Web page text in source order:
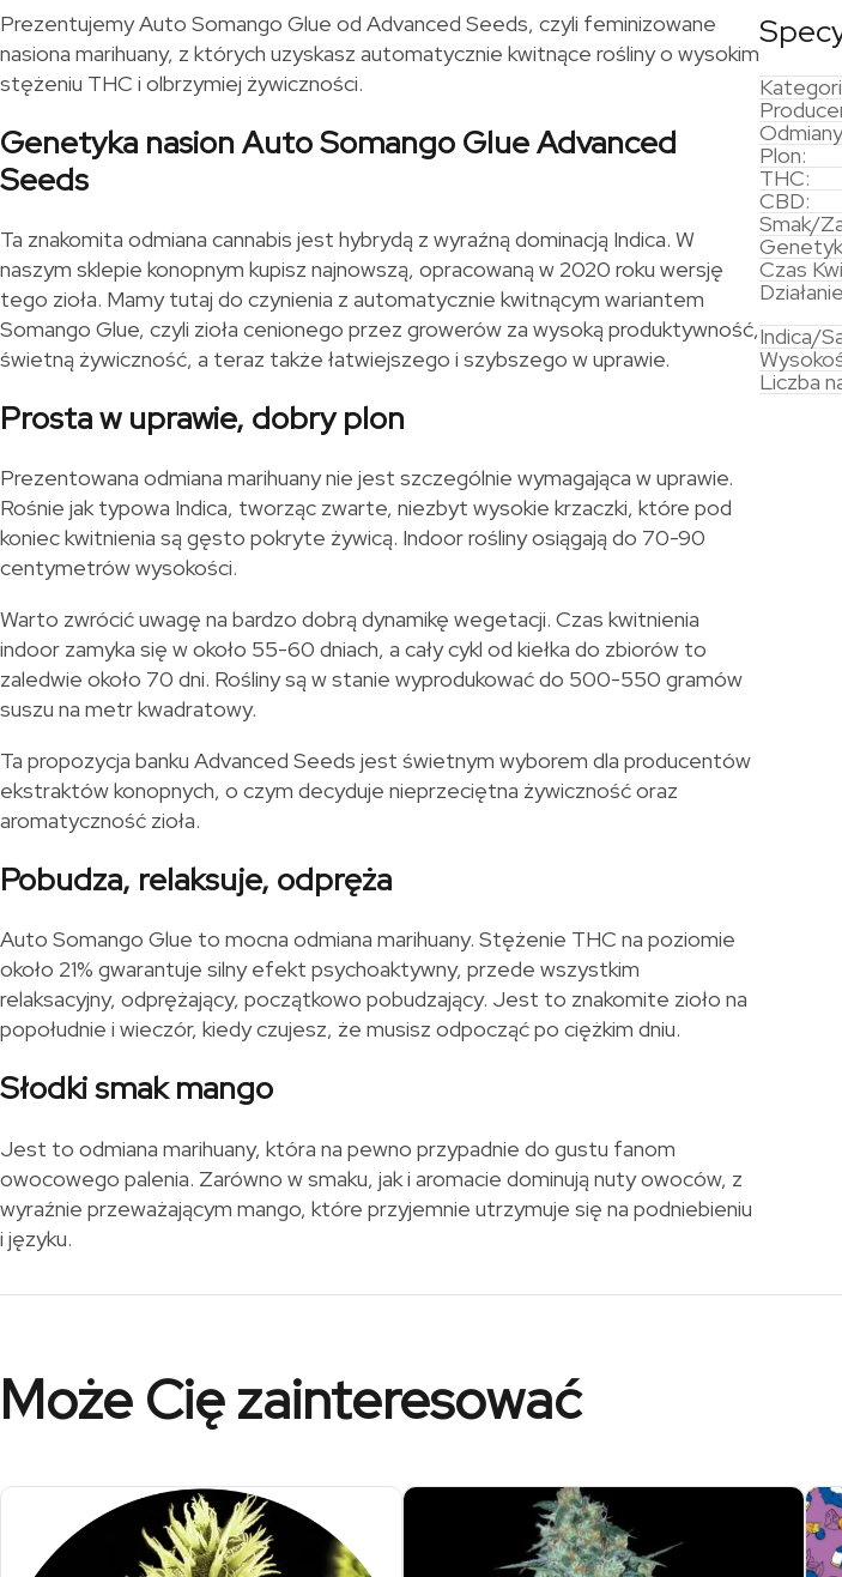
Plon:
THC:
CBD:
Smak/
Czas
Indica/
Liczba
Prezentujemy Auto Somango Glue od Advanced Seeds, czyli feminizowane
nasiona marihuany, z których uzyskasz automatycznie kwitnące rośliny o wysokim
stężeniu THC i olbrzymiej żywiczności.
Genetyka nasion Auto Somango Glue Advanced
Seeds
Ta znakomita odmiana cannabis jest hybrydą z wyraźną dominacją Indica. W
naszym sklepie konopnym kupisz najnowszą, opracowaną w 2020 roku wersję
tego zioła. Mamy tutaj do czynienia z automatycznie kwitnącym wariantem
Somango Glue, czyli zioła cenionego przez growerów za wysoką produktywność,
świetną żywiczność, a teraz także łatwiejszego i szybszego w uprawie.
Prosta w uprawie, dobry plon
Prezentowana odmiana marihuany nie jest szczególnie wymagająca w uprawie.
Rośnie jak typowa Indica, tworząc zwarte, niezbyt wysokie krzaczki, które pod
koniec kwitnienia są gęsto pokryte żywicą. Indoor rośliny osiągają do 70-90
centymetrów wysokości.
Warto zwrócić uwagę na bardzo dobrą dynamikę wegetacji. Czas kwitnienia
indoor zamyka się w około 55-60 dniach, a cały cykl od kiełka do zbiorów to
zaledwie około 70 dni. Rośliny są w stanie wyprodukować do 500-550 gramów
suszu na metr kwadratowy.
Ta propozycja banku Advanced Seeds jest świetnym wyborem dla producentów
ekstraktów konopnych, o czym decyduje nieprzeciętna żywiczność oraz
aromatyczność zioła.
Pobudza, relaksuje, odpręża
Auto Somango Glue to mocna odmiana marihuany. Stężenie THC na poziomie
około 21% gwarantuje silny efekt psychoaktywny, przede wszystkim
relaksacyjny, odprężający, początkowo pobudzający. Jest to znakomite zioło na
popołudnie i wieczór, kiedy czujesz, że musisz odpocząć po ciężkim dniu.
Słodki smak mango
Jest to odmiana marihuany, która na pewno przypadnie do gustu fanom
owocowego palenia. Zarówno w smaku, jak i aromacie dominują nuty owoców, z
wyraźnie przeważającym mango, które przyjemnie utrzymuje się na podniebieniu
i języku.
Może Cię zainteresować